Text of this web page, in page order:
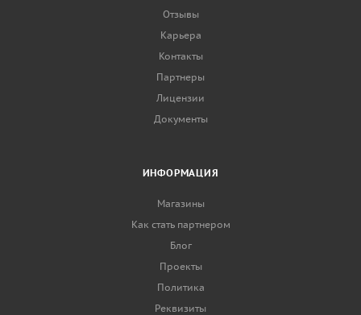
Отзывы
Карьера
Контакты
Партнеры
Лицензии
Документы
ИНФОРМАЦИЯ
Магазины
Как стать партнером
Блог
Проекты
Политика
Реквизиты